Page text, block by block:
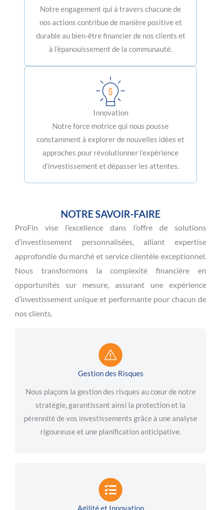
Notre engagement qui à travers chacune de
nos actions contribue de manière positive et
durable au bien-être financier de nos clients et
à l’épanouissement de la communauté.
Innovation
Notre force motrice qui nous pousse
constamment à explorer de nouvelles idées et
approches pour révolutionner l’expérience
d’investissement et dépasser les attentes.
NOTRE SAVOIR-FAIRE
ProFin vise l’excellence dans l’offre de solutions
d’investissement personnalisées, alliant expertise
approfondie du marché et service clientèle exceptionnel.
Nous transformons la complexité financière en
opportunités sur mesure, assurant une expérience
d’investissement unique et performante pour chacun de
nos clients.
Gestion des Risques
Nous plaçons la gestion des risques au cœur de notre
stratégie, garantissant ainsi la protection et la
pérennité de vos investissements grâce à une analyse
rigoureuse et une planification anticipative.
Agilité et Innovation